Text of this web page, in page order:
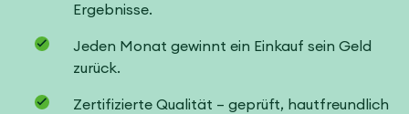
Ergebnisse.
Jeden Monat gewinnt ein Einkauf sein Geld
zurück.
Zertifizierte Qualität – geprüft, hautfreundlich